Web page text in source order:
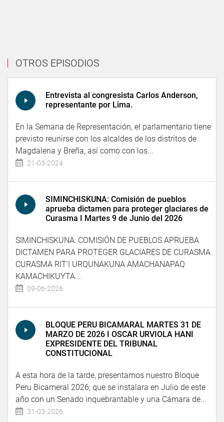
OTROS EPISODIOS
Entrevista al congresista Carlos Anderson,
representante por Lima.
En la Semana de Representación, el parlamentario tiene
previsto reunirse con los alcaldes de los distritos de
Magdalena y Breña, así como con los...
21-03-2024
SIMINCHISKUNA: Comisión de pueblos
aprueba dictamen para proteger glaciares de
Curasma I Martes 9 de Junio del 2026
SIMINCHISKUNA: COMISIÓN DE PUEBLOS APRUEBA
DICTAMEN PARA PROTEGER GLACIARES DE CURASMA
CURASMA RIT’I URQUNAKUNA AMACHANAPAQ
KAMACHIKUYTA...
09-06-2026
BLOQUE PERU BICAMARAL MARTES 31 DE
MARZO DE 2026 I OSCAR URVIOLA HANI
EXPRESIDENTE DEL TRIBUNAL
CONSTITUCIONAL
A esta hora de la tarde, presentamos nuestro Bloque
Peru Bicameral 2026; que se instalara en Julio de este
año con un Senado inquebrantable y una Cámara de...
31-03-2026